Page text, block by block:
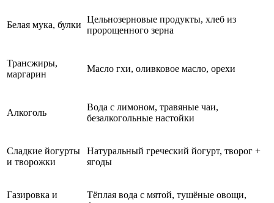
Белая мука, булки
Цельнозерновые продукты, хлеб из
пророщенного зерна
Трансжиры,
маргарин
Масло гхи, оливковое масло, орехи
Алкоголь
Вода с лимоном, травяные чаи,
безалкогольные настойки
Сладкие йогурты
и творожки
Натуральный греческий йогурт, творог +
ягоды
Газировка и
Тёплая вода с мятой, тушёные овощи,